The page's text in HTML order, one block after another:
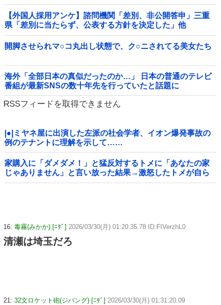
【外国人採用アンケ】諮問機関「差別、非公開答申」三重
県「差別に当たらず、公表する方針を決定した」他
開脚させられマ○コ丸出し状態で、ク○ニされてる美女たち
海外「全部日本の真似だったのか…」 日本の普通のテレビ
番組が最新SNSの数十年先を行っていたと話題に
RSSフィードを取得できません
|●|ミヤネ屋に出演した左派の社会学者、イオン爆発事故の
例のテナントに理解を示して……
家購入に「ダメダメ！」と猛反対するトメに「あなたの家
じゃありません」と言い放った結果→激怒したトメが自ら
〇〇を口にして最高の展開へｗｗｗｗｗｗ
16: 毒霧(みかか) [ﾆﾀﾞ] 2026/03/30(月) 01:20:35.78 ID:FIVerzhL0
清瀬は埼玉だろ
21: 32文ロケット砲(ジパング) [ﾆﾀﾞ] 2026/03/30(月) 01:31:20.09